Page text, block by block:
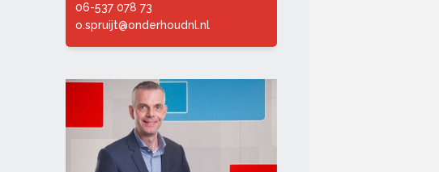
06-537 078 73
o.spruijt@onderhoudnl.nl